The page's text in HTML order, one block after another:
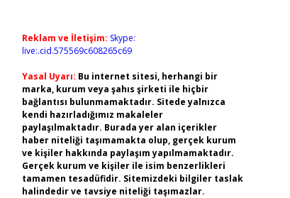
Reklam ve İletişim: Skype:
live:.cid.575569c608265c69
Yasal Uyarı: Bu internet sitesi, herhangi bir
marka, kurum veya şahıs şirketi ile hiçbir
bağlantısı bulunmamaktadır. Sitede yalnızca
kendi hazırladığımız makaleler
paylaşılmaktadır. Burada yer alan içerikler
haber niteliği taşımamakta olup, gerçek kurum
ve kişiler hakkında paylaşım yapılmamaktadır.
Gerçek kurum ve kişiler ile isim benzerlikleri
tamamen tesadüfidir. Sitemizdeki bilgiler taslak
halindedir ve tavsiye niteliği taşımazlar.